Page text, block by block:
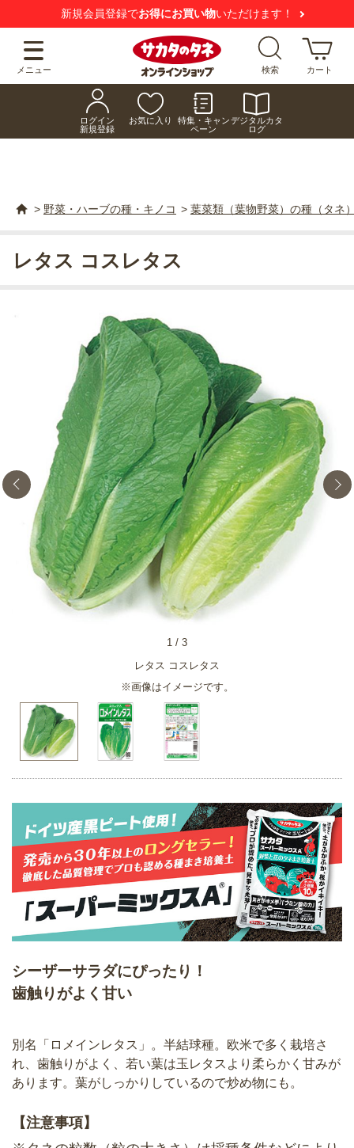
新規会員登録でお得にお買い物いただけます！
メニュー 検索 カート
ログイン
新規登録
お気に入り
特集・キャン
ペーン
デジタルカタ
ログ
> 野菜・ハーブの種・キノコ > 葉菜類（葉物野菜）の種（タネ
レタス コスレタス
※画像はイメージです。
1 / 3
レタス コスレタス
シーザーサラダにぴったり！
歯触りがよく甘い
別名「ロメインレタス」。半結球種。欧米で多く栽培さ
れ、歯触りがよく、若い葉は玉レタスより柔らかく甘みが
あります。葉がしっかりしているので炒め物にも。
【注意事項】